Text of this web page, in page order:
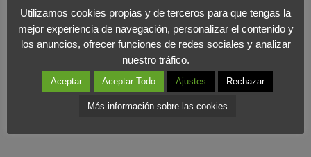
Lo que se debe hacer es buscar otras economías potentes y
diversificarnos para que el crecimiento sea constante.
Utilizamos cookies propias y de terceros para que tengas la
mejor experiencia de navegación, personalizar el contenido y
los anuncios, ofrecer funciones de redes sociales y analizar
nuestro tráfico.
Aceptar Aceptar Todo Ajustes Rechazar
Más información sobre las cookies